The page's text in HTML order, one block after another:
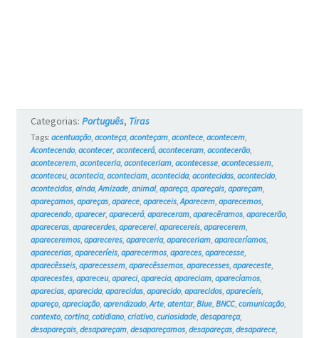
Categorias: Português, Tiras
Tags: acentuação, aconteça, aconteçam, acontece, acontecem,
Acontecendo, acontecer, acontecerá, aconteceram, acontecerão,
acontecerem, aconteceria, aconteceriam, acontecesse, acontecessem,
aconteceu, acontecia, aconteciam, acontecida, acontecidas, acontecido,
acontecidos, ainda,Amizade, animal, apareça, apareçais, apareçam,
apareçamos, apareças, aparece, apareceis,Aparecem, aparecemos,
aparecendo, aparecer, aparecerá, apareceram, aparecêramos, aparecerão,
apareceras, aparecerdes, aparecerei, aparecereis, aparecerem,
apareceremos, apareceres, apareceria, apareceriam, apareceríamos,
aparecerias, apareceríeis, aparecermos, apareces, aparecesse,
aparecêsseis, aparecessem, aparecêssemos, aparecesses, apareceste,
aparecestes, apareceu, apareci, aparecia, apareciam, aparecíamos,
aparecias, aparecida, aparecidas, aparecido, aparecidos, aparecíeis,
apareço, apreciação, aprendizado,Arte, atentar, Blue, BNCC, comunicação,
contexto, cortina, cotidiano, criativo, curiosidade, desapareça,
desapareçais, desapareçam, desapareçamos, desapareças, desaparece,